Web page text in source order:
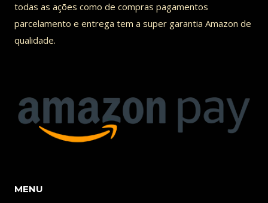
todas as ações como de compras pagamentos
parcelamento e entrega tem a super garantia Amazon de
qualidade.
MENU